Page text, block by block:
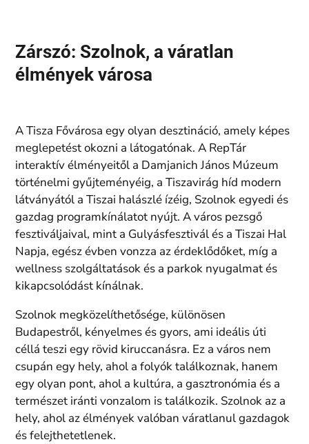
Zárszó: Szolnok, a váratlan
élmények városa
A Tisza Fővárosa egy olyan desztináció, amely képes
meglepetést okozni a látogatónak. A RepTár
interaktív élményeitől a Damjanich János Múzeum
történelmi gyűjteményéig, a Tiszavirág híd modern
látványától a Tiszai halászlé ízéig, Szolnok egyedi és
gazdag programkínálatot nyújt. A város pezsgő
fesztiváljaival, mint a Gulyásfesztivál és a Tiszai Hal
Napja, egész évben vonzza az érdeklődőket, míg a
wellness szolgáltatások és a parkok nyugalmat és
kikapcsolódást kínálnak.
Szolnok megközelíthetősége, különösen
Budapestről, kényelmes és gyors, ami ideális úti
céllá teszi egy rövid kiruccanásra. Ez a város nem
csupán egy hely, ahol a folyók találkoznak, hanem
egy olyan pont, ahol a kultúra, a gasztronómia és a
természet iránti vonzalom is találkozik. Szolnok az a
hely, ahol az élmények valóban váratlanul gazdagok
és felejthetetlenek.